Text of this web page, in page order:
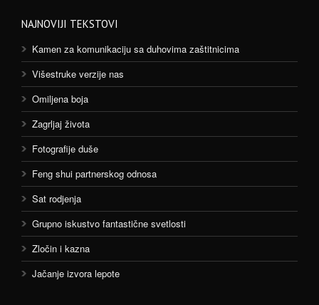
NAJNOVIJI TEKSTOVI
Kamen za komunikaciju sa duhovima zaštitnicima
Višestruke verzije nas
Omiljena boja
Zagrljaj života
Fotografije duše
Feng shui partnerskog odnosa
Sat rodjenja
Grupno iskustvo fantastične svetlosti
Zločin i kazna
Jačanje izvora lepote